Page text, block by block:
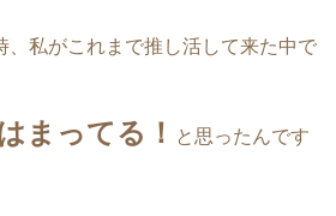
、私がこれまで推し活して来た中で
まってる！ と思ったんです